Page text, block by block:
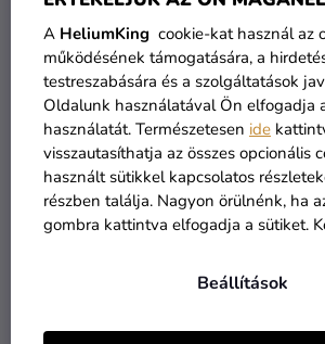
A HeliumKing cookie-kat használ az
működésének támogatására, a
testreszabására és a szolgáltatások
Oldalunk használatával Ön elfogadja
használatát. Természetesen ide
visszautasíthatja az összes opcionális
használt sütikkel kapcsolatos
részben találja. Nagyon örülnénk, ha
gombra kattintva elfogadja a sütiket.
Beállítások
Gyerek Karácsony
pizsama - Elf
11 990 Ft
Gyerek
őrjárat